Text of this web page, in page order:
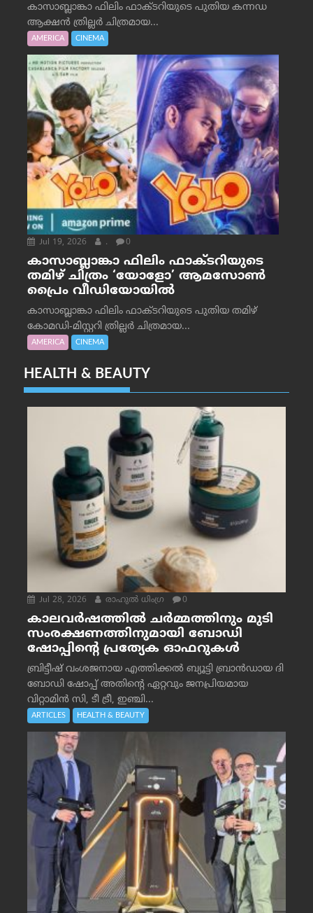
കാസാബ്ലാങ്കാ ഫിലിം ഫാക്ടറിയുടെ പുതിയ കന്നഡ
ആക്ഷൻ ത്രില്ലർ ചിത്രമായ...
AMERICA CINEMA
Jul 19, 2026 . 0
കാസാബ്ലാങ്കാ ഫിലിം ഫാക്ടറിയുടെ
തമിഴ് ചിത്രം ‘യോളോ’ ആമസോൺ
പ്രൈം വീഡിയോയിൽ
കാസാബ്ലാങ്കാ ഫിലിം ഫാക്ടറിയുടെ പുതിയ തമിഴ്
കോമഡി-മിസ്റ്ററി ത്രില്ലർ ചിത്രമായ...
AMERICA CINEMA
HEALTH & BEAUTY
Jul 28, 2026 രാഹുല്‍ ധിംഗ്ര 0
കാലവർഷത്തിൽ ചർമ്മത്തിനും മുടി
സംരക്ഷണത്തിനുമായി ബോഡി
ഷോപ്പിന്റെ പ്രത്യേക ഓഫറുകൾ
ബ്രിട്ടീഷ് വംശജനായ എത്തിക്കൽ ബ്യൂട്ടി ബ്രാൻഡായ ദി
ബോഡി ഷോപ്പ് അതിന്റെ ഏറ്റവും ജനപ്രിയമായ
വിറ്റാമിൻ സി, ടീ ട്രീ, ഇഞ്ചി...
ARTICLES HEALTH & BEAUTY